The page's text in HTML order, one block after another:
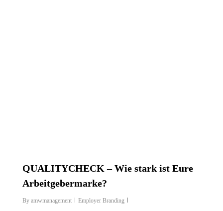
QUALITYCHECK – Wie stark ist Eure
Arbeitgebermarke?
By amwmanagement Employer Branding